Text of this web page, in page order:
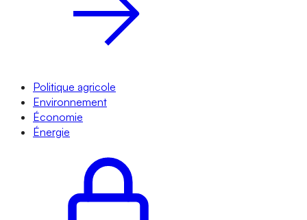
Politique agricole
Environnement
Économie
Énergie